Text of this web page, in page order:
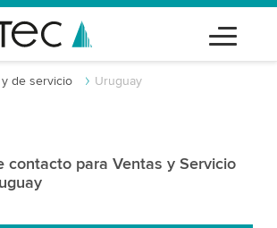
de servicio Uruguay
contacto para Ventas y Servicio